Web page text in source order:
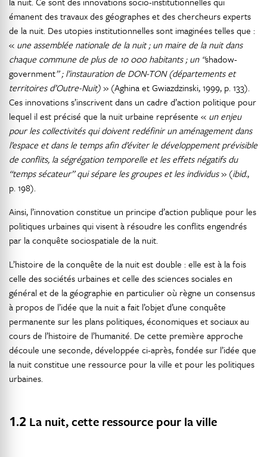
émanent des travaux des géographes et des chercheurs experts
de la nuit. Des utopies institutionnelles sont imaginées telles que :
« une assemblée nationale de la nuit ; un maire de la nuit dans
chaque commune de plus de 10 000 habitants ; un “shadow-
government” ; l’instauration de DON-TON (départements et
territoires d’Outre-Nuit)» (Aghina et Gwiazdzinski, 1999, p. 133).
Ces innovations s’inscrivent dans un cadre d’action politique pour
lequel il est précisé que la nuit urbaine représente « un enjeu
pour les collectivités qui doivent redéfinir un aménagement dans
l’espace et dans le temps afin d’éviter le développement prévisible
de conflits, la ségrégation temporelle et les effets négatifs du
“temps sécateur” qui sépare les groupes et les individus» (ibid.,
p. 198).
Ainsi, l’innovation constitue un principe d’action publique pour les
politiques urbaines qui visent à résoudre les conflits engendrés
par la conquête sociospatiale de la nuit.
L’histoire de la conquête de la nuit est double : elle est à la fois
celle des sociétés urbaines et celle des sciences sociales en
général et de la géographie en particulier où règne un consensus
à propos de l’idée que la nuit a fait l’objet d’une conquête
permanente sur les plans politiques, économiques et sociaux au
cours de l’histoire de l’humanité. De cette première approche
découle une seconde, développée ci-après, fondée sur l’idée que
la nuit constitue une ressource pour la ville et pour les politiques
urbaines.
1.2 La nuit, cette ressource pour la ville